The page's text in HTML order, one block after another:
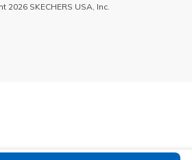
2026 SKECHERS USA, Inc.